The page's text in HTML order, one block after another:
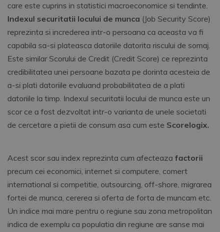
care este cuprins in statistici macroeconomice si tendinte.
Indexul securitatii locului de munca (Job Security Score)
reprezinta si increderea intr-o persoana ca aceasta va fi
capabila sa-si plateasca datoriile datorita riscului de somaj.
Este similar Scorului de Credit (Credit Score) ce reprezinta
credibilitatea unei persoane bazata pe dorinta acesteia de
a-si plati datoriile evaluand probabilitatea de a plati
datoriile la timp. Indexul securitatii locului de munca este un
scor ce a fost dezvoltat intr-o varianta de unele societati
de cercetare a pietii de consum asa cum este Scorelogix.
Acest scor sau index reprezinta cum afecteaza factorii
precum cei economici, internet si computere, comert
international si competitie, outsourcing, off-shore, migrarea
fortei de munca, cererea si oferta de forta de muncam etc.
Un indice mai mare pentru o regiune sau zona metropolitan
indica de exemplu ca populatia din regiune are sanse mai